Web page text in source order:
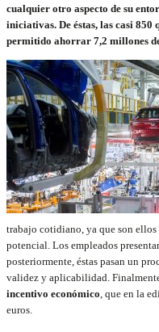
cualquier otro aspecto de su
iniciativas. De éstas, las casi 850
permitido ahorrar 7,2 millones
trabajo cotidiano, ya que son
potencial. Los empleados
posteriormente, éstas pasan un
validez y aplicabilidad.
incentivo económico, que en la
euros.